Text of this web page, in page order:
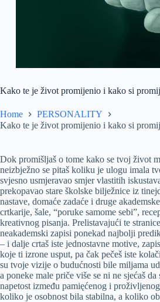
Kako te je život promijenio i kako si
Home
PERSONALITY
Kako te je život promijenio i kako si
Dok promišljaš o tome kako se tvoj život
neizbježno se pitaš koliku je ulogu imala
svjesno usmjeravao smjer vlastitih
prekopavao stare školske bilježnice iz
nastave, domaće zadaće i druge
crtkarije, šale, “poruke samome sebi”,
kreativnog pisanja. Prelistavajući te
neakademski zapisi ponekad najbolji
– i dalje crtaš iste jednostavne motive,
koje ti izrone usput, pa čak pečeš iste
su tvoje vizije o budućnosti bile miljama
a poneke male priče više se ni ne sjećaš
napetost između pamięćenog i
koliko je osobnost bila stabilna, a koliko